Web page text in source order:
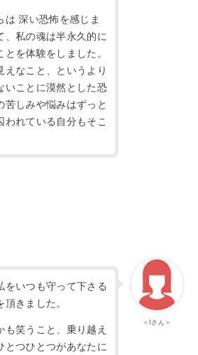
深い恐怖を感じま
、私の魂は半永久的に
を体験をしました。
なこと、というより
いことに漠然とした恐
しみや悩みはずっと
れている自分もそこ
＜Iさん＞
をいつも守って下さる
きました。
も笑うこと、乗り越え
とつひとつがあなたに